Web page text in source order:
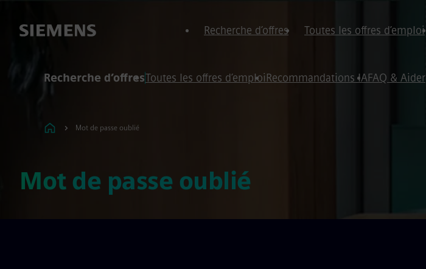
Recherche d’offres Toutes les offres d’emploi
Recherche d’offresToutes les offres d’emploiRecommandations IAFAQ & Aider
Mot de passe oublié
Mot de passe oublié